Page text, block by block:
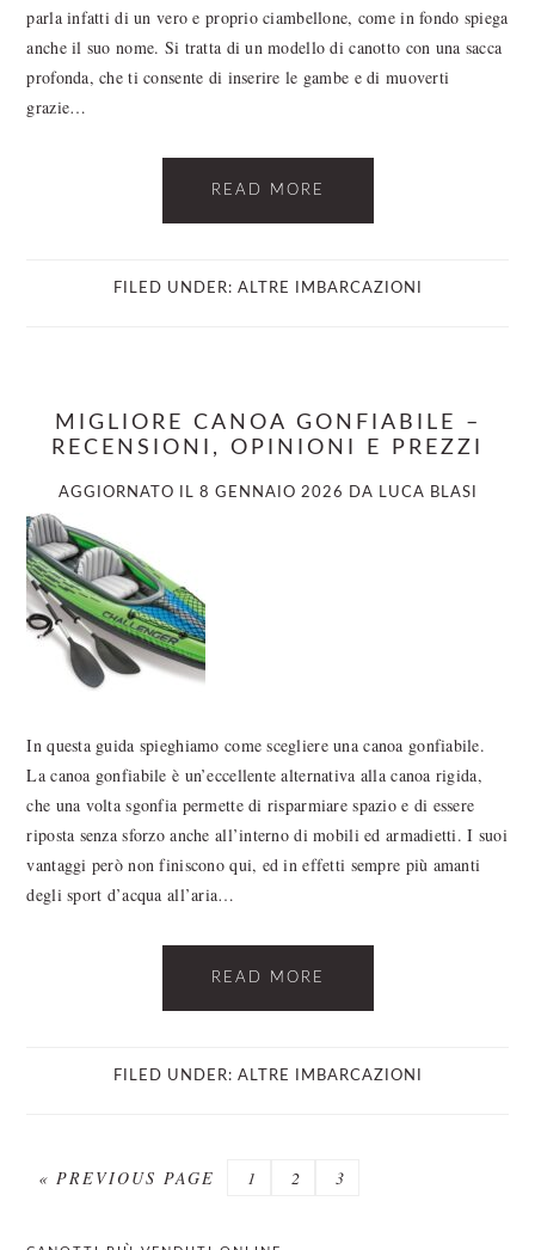
parla infatti di un vero e proprio ciambellone, come in fondo spiega
anche il suo nome. Si tratta di un modello di canotto con una sacca
profonda, che ti consente di inserire le gambe e di muoverti
grazie…
READ MORE
FILED UNDER: ALTRE IMBARCAZIONI
MIGLIORE CANOA GONFIABILE –
RECENSIONI, OPINIONI E PREZZI
AGGIORNATO IL 8 GENNAIO 2026 DA LUCA BLASI
In questa guida spieghiamo come scegliere una canoa gonfiabile.
La canoa gonfiabile è un’eccellente alternativa alla canoa rigida,
che una volta sgonfia permette di risparmiare spazio e di essere
riposta senza sforzo anche all’interno di mobili ed armadietti. I suoi
vantaggi però non finiscono qui, ed in effetti sempre più amanti
degli sport d’acqua all’aria…
READ MORE
FILED UNDER: ALTRE IMBARCAZIONI
«GO
PREVIOUS PAGE PAGE
1 PAGE
2 PAGE
3
PRIMARY